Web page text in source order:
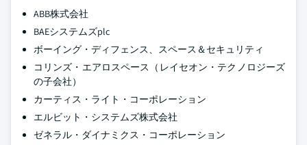
ABB株式会社
BAEシステムズplc
ボーイング・ディフェンス、スペース＆セキュリティ
コリンズ・エアロスペース（レイセオン・テクノロジーズ
の子会社）
カーティス・ライト・コーポレーション
エルビット・システムズ株式会社
ゼネラル・ダイナミクス・コーポレーション